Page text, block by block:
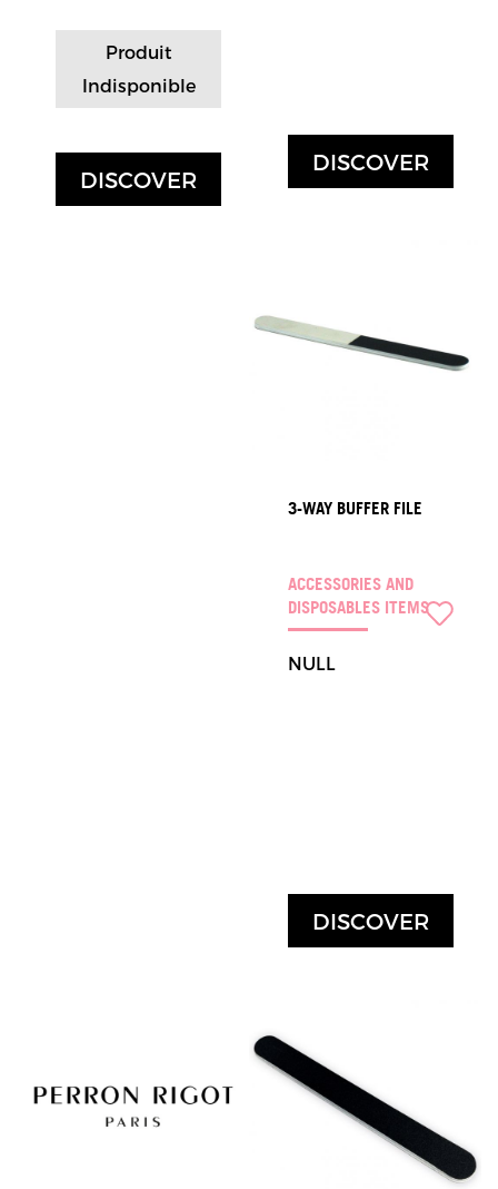
Produit
Indisponible
DISCOVER
DISCOVER
3-WAY BUFFER FILE
ACCESSORIES AND
DISPOSABLES ITEMS
NULL
DISCOVER